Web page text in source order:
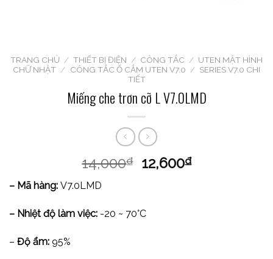
TRANG CHỦ / THIẾT BỊ ĐIỆN / CÔNG TẮC / UTEN MẶT HÌNH
CHỮ NHẬT / CÔNG TẮC Ổ CẮM UTEN V7.0 / SERIES V7.0 CHI
TIẾT
Miếng che trơn cỡ L V7.0LMD
14,000₫ 12,600₫
– Mã hàng: V7.0LMD
– Nhiệt độ làm việc: -20 ~ 70°C
– Độ ẩm: 95%